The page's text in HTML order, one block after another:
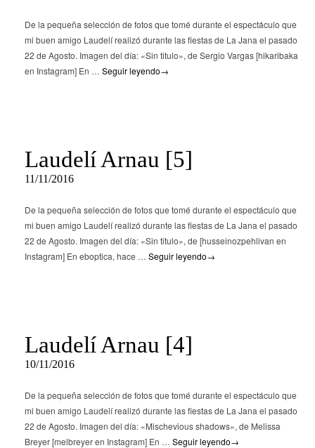
De la pequeña selección de fotos que tomé durante el espectáculo que
mi buen amigo Laudelí realizó durante las fiestas de La Jana el pasado
22 de Agosto. Imagen del día: «Sin titulo», de Sergio Vargas [hikaribaka
en Instagram] En … Seguir leyendo→
Laudelí Arnau [5]
11/11/2016
De la pequeña selección de fotos que tomé durante el espectáculo que
mi buen amigo Laudelí realizó durante las fiestas de La Jana el pasado
22 de Agosto. Imagen del día: «Sin titulo», de [husseinozpehlivan en
Instagram] En eboptica, hace … Seguir leyendo→
Laudelí Arnau [4]
10/11/2016
De la pequeña selección de fotos que tomé durante el espectáculo que
mi buen amigo Laudelí realizó durante las fiestas de La Jana el pasado
22 de Agosto. Imagen del día: «Mischevious shadows», de Melissa
Breyer [melbreyer en Instagram] En … Seguir leyendo→